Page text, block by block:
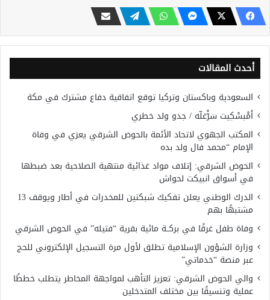
أحدث المقالات
السعودية وباكستان وتركيا توقع اتفاقية دفاع مشترك في مكة
أَمْبسْكِيت سَرّْغلّه / جدو ولد خطري
المكتب الجهوي لاتحاد الأئمة بالحوض الشرقي يعزي في وفاة
الإمام “محمد فال ولد بده
الحوض الشرقي: إتلاف مواد غذائية منتهية الصلاحية بعد ضبطها
في أسواق انبيكت لحواش
الدرك الوطني يعلن تفكيك شبكتين للمخدرات في أطار ويوقف 13
مشتبهًا بهم
وفاة طفل غرقًا في بركــة مائية بقرية “فتيله” في الحوض الشرقي
وزارة الشؤون الإسلامية تطلق لأول مرة التسجيل الإلكتروني للحج
عبر منصة “خدماتي”
والي الحوض الشرقي: تعزيز التأهب لمواجهة المخاطر يتطلب خططًا
عملية وتنسيقًا بين مختلف المتدخلين